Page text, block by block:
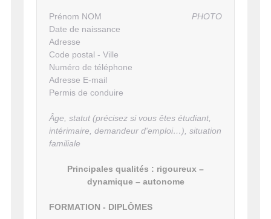
PHOTO
Prénom NOM
Date de naissance
Adresse
Code postal - Ville
Numéro de téléphone
Adresse E-mail
Permis de conduire
Âge, statut (précisez si vous êtes étudiant,
intérimaire, demandeur d'emploi…), situation
familiale
Principales qualités : rigoureux –
dynamique – autonome
FORMATION - DIPLÔMES